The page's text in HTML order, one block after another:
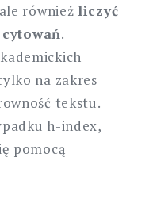
również liczyć
.
na zakres
tekstu.
h-index,
pomocą